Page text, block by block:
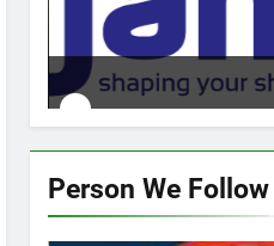
Person We Follow